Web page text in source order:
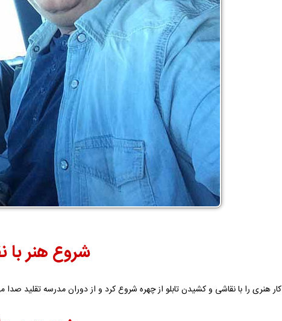
شروع هنر با
کار هنری را با نقاشی و کشیدن تابلو از چهره شروع کرد و از دوران مدرسه تقلید صدا